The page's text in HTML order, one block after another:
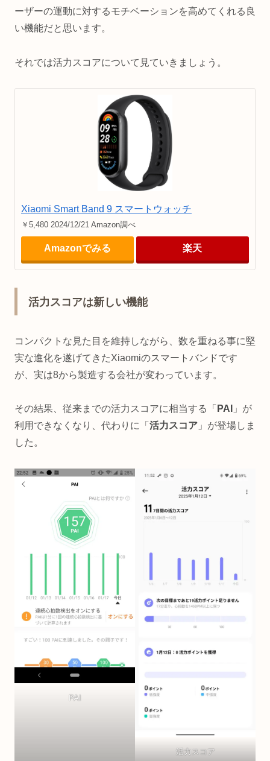
ーザーの運動に対するモチベーションを高めてくれる良
い機能だと思います。
それでは活力スコアについて見ていきましょう。
Xiaomi Smart Band 9 スマートウォッチ
￥5,480 2024/12/21 Amazon調べ
Amazonでみる 楽天
活力スコアは新しい機能
コンパクトな見た目を維持しながら、数を重ねる事に堅
実な進化を遂げてきたXiaomiのスマートバンドです
が、実は8から製造する会社が変わっています。
その結果、従来までの活力スコアに相当する「 PAI
」が
利用できなくなり、代わりに「 活力スコア 」が登場しま
した。
PAI
活力スコア